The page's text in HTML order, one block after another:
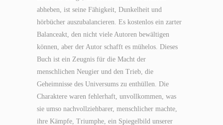
abheben, ist seine Fähigkeit, Dunkelheit und
hörbücher auszubalancieren. Es kostenlos ein zarter
Balanceakt, den nicht viele Autoren bewältigen
können, aber der Autor schafft es mühelos. Dieses
Buch ist ein Zeugnis für die Macht der
menschlichen Neugier und den Trieb, die
Geheimnisse des Universums zu enthüllen. Die
Charaktere waren fehlerhaft, unvollkommen, was
sie umso nachvollziehbarer, menschlicher machte,
ihre Kämpfe, Triumphe, ein Spiegelbild unserer